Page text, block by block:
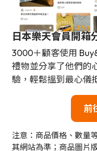
日本樂天會員開箱
3000＋顧客使用
禮物並分享了他們的
驗，輕鬆搵到最心儀
前
注意：商品價格、數量
其網站為準；商品圖片